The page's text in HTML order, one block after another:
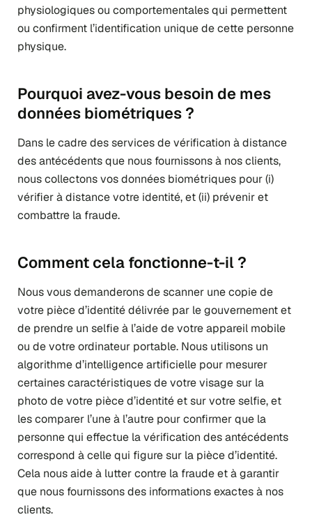
physiologiques ou comportementales qui permettent
ou confirment l’identification unique de cette personne
physique.
Pourquoi avez-vous besoin de mes
données biométriques ?
Dans le cadre des services de vérification à distance
des antécédents que nous fournissons à nos clients,
nous collectons vos données biométriques pour (i)
vérifier à distance votre identité, et (ii) prévenir et
combattre la fraude.
Comment cela fonctionne-t-il ?
Nous vous demanderons de scanner une copie de
votre pièce d’identité délivrée par le gouvernement et
de prendre un selfie à l’aide de votre appareil mobile
ou de votre ordinateur portable. Nous utilisons un
algorithme d’intelligence artificielle pour mesurer
certaines caractéristiques de votre visage sur la
photo de votre pièce d’identité et sur votre selfie, et
les comparer l’une à l’autre pour confirmer que la
personne qui effectue la vérification des antécédents
correspond à celle qui figure sur la pièce d’identité.
Cela nous aide à lutter contre la fraude et à garantir
que nous fournissons des informations exactes à nos
clients.